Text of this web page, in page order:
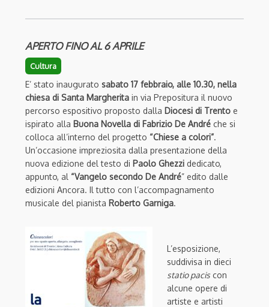
APERTO FINO AL 6 APRILE
Cultura
E’ stato inaugurato sabato 17 febbraio, alle 10.30, nella
chiesa di Santa Margherita in via Prepositura il nuovo
percorso espositivo proposto dalla Diocesi di Trento e
ispirato alla Buona Novella di Fabrizio De André che si
colloca all’interno del progetto “Chiese a colori”.
Un’occasione impreziosita dalla presentazione della
nuova edizione del testo di Paolo Ghezzi dedicato,
appunto, al “Vangelo secondo De André” edito dalle
edizioni Ancora. Il tutto con l’accompagnamento
musicale del pianista Roberto Garniga.
L’esposizione,
suddivisa in dieci
statio pacis con
alcune opere di
artiste e artisti